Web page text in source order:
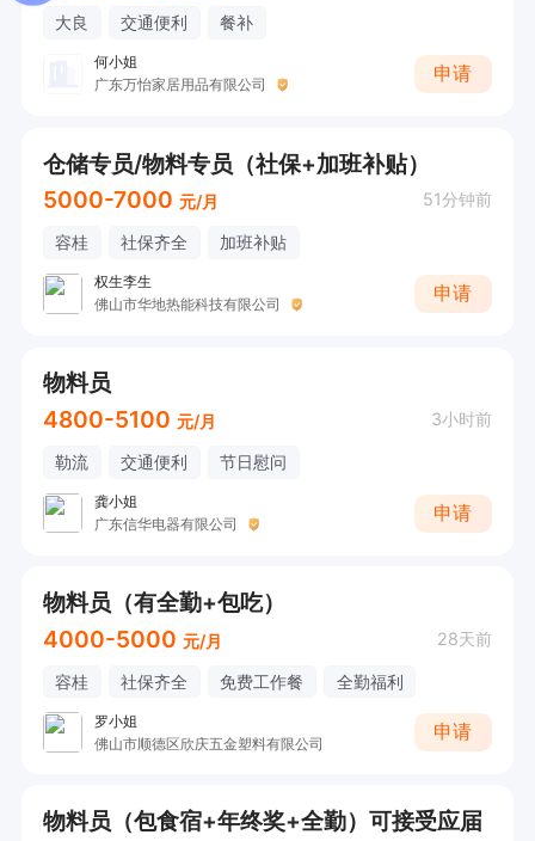
大良 交通便利 餐补
何小姐
广东万怡家居用品有限公司
申请
仓储专员/物料专员（社保+加班补贴）
5000-7000 元/月 51分钟前
容桂 社保齐全 加班补贴
权生李生
佛山市华地热能科技有限公司
申请
物料员
4800-5100 元/月 3小时前
勒流 交通便利 节日慰问
龚小姐
广东信华电器有限公司
申请
物料员（有全勤+包吃）
4000-5000 元/月 28天前
容桂 社保齐全 免费工作餐 全勤福利
罗小姐
佛山市顺德区欣庆五金塑料有限公司
申请
物料员（包食宿+年终奖+全勤）可接受应届